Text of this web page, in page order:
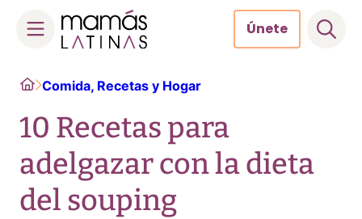
content
Únete
HomeComida, Recetas y Hogar
10 Recetas para
adelgazar con la dieta
del souping